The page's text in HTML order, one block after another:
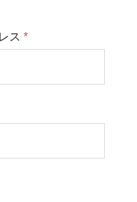
ス *